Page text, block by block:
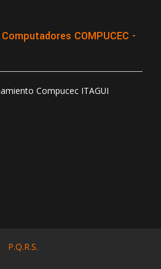
COMPUCEC -
Compucec ITAGUI
P.Q.R.S.